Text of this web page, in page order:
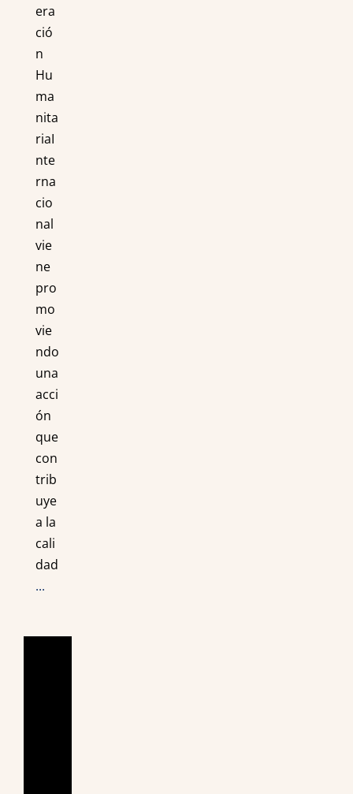
era
ció
n
Hu
ma
nita
riaI
nte
rna
cio
nal
vie
ne
pro
mo
vie
ndo
una
acci
ón
que
con
trib
uye
a la
cali
dad
...